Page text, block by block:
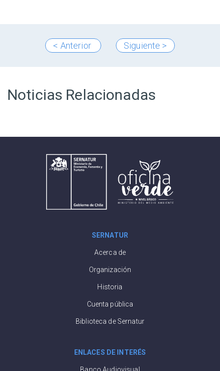
< Anterior Siguiente >
Noticias Relacionadas
SERNATUR
Acerca de
Organización
Historia
Cuenta pública
Biblioteca de Sernatur
ENLACES DE INTERÉS
Banco Audiovisual